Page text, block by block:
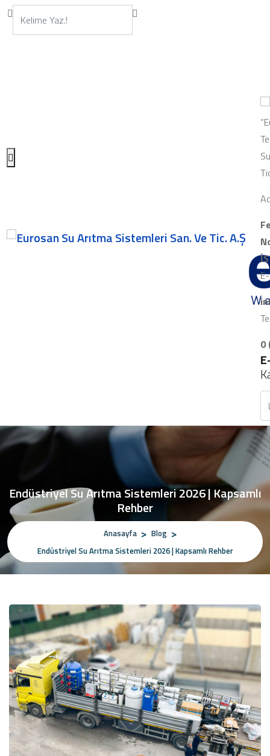
0
Endüstriyel Su Arıtma Sistemleri 2026 | Kapsamlı
Rehber
Anasayfa
Blog
Endüstriyel Su Arıtma Sistemleri 2026 | Kapsamlı Rehber